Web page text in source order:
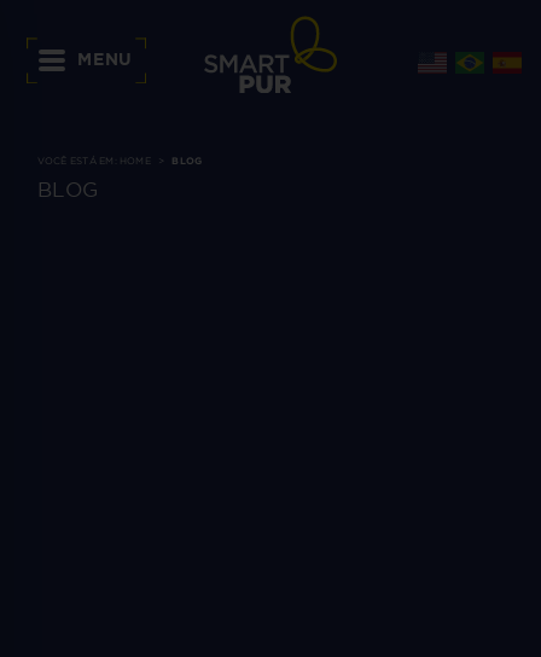
MENU
VOCÊ ESTÁ EM: HOME BLOG
BLOG